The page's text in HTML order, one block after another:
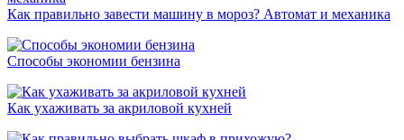
Как правильно завести машину в мороз? Автомат и механика
Способы экономии бензина
Как ухаживать за акриловой кухней